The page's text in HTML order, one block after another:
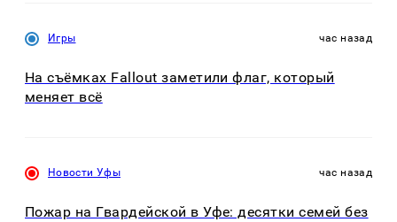
Игры час назад
На съёмках Fallout заметили флаг, который
меняет всё
Новости Уфы час назад
Пожар на Гвардейской в Уфе: десятки семей без